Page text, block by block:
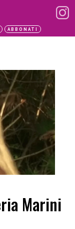
ABBONATI
Marini